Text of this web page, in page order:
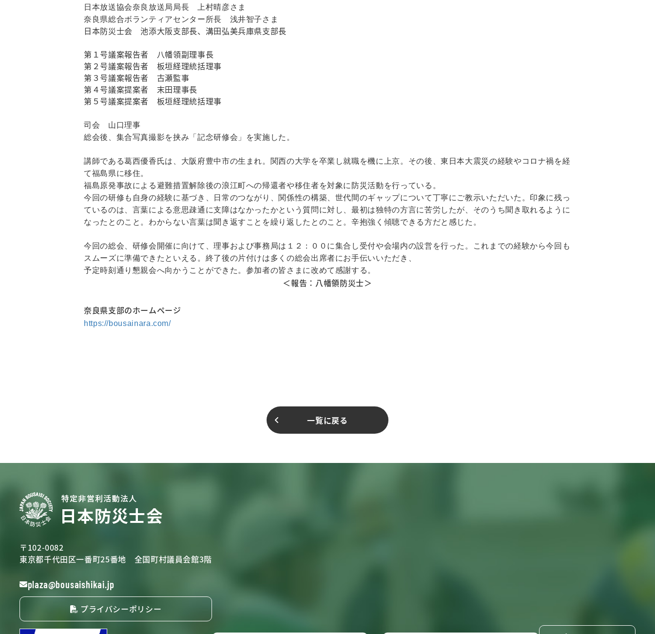
日本放送協会奈良放送局局長 上村晴彦さま
奈良県総合ボランティアセンター所長 浅井智子さま
日本防災士会 池添大阪支部長、溝田弘美兵庫県支部長
第１号議案報告者 八幡領副理事長
第２号議案報告者 板垣経理統括理事
第３号議案報告者 古瀬監事
第４号議案提案者 末田理事長
第５号議案提案者 板垣経理統括理事
司会 山口理事
総会後、集合写真撮影を挟み「記念研修会」を実施した。
講師である葛西優香氏は、大阪府豊中市の生まれ。関西の大学を卒業し就職を機に上京。その後、東日本大震災の経験やコロナ禍を経
て福島県に移住。
福島原発事故による避難措置解除後の浪江町への帰還者や移住者を対象に防災活動を行っている。
今回の研修も自身の経験に基づき、日常のつながり、関係性の構築、世代間のギャップについて丁寧にご教示いただいた。印象に残っ
ているのは、言葉による意思疎通に支障はなかったかという質問に対し、最初は独特の方言に苦労したが、そのうち聞き取れるように
なったとのこと。わからない言葉は聞き返すことを繰り返したとのこと。辛抱強く傾聴できる方だと感じた。
今回の総会、研修会開催に向けて、理事および事務局は１２：００に集合し受付や会場内の設営を行った。これまでの経験から今回も
スムーズに準備できたといえる。終了後の片付けは多くの総会出席者にお手伝いいただき、
予定時刻通り懇親会へ向かうことができた。参加者の皆さまに改めて感謝する。
＜報告：八幡領防災士＞
奈良県支部のホームページ
https://bousainara.com/
一覧に戻る
〒102-0082
東京都千代田区一番町25番地
全国町村議員会館3階
plaza@bousaishikai.jp
プライバシーポリシー